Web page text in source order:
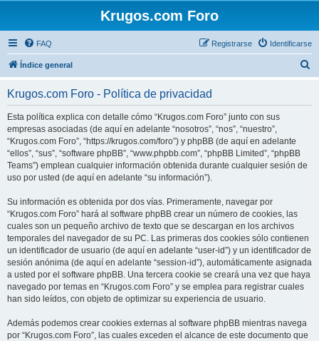
Krugos.com Foro
FAQ Identificarse
Registrarse
Índice general
Krugos.com Foro - Política de privacidad
Esta política explica con detalle cómo “Krugos.com Foro” junto con sus
empresas asociadas (de aquí en adelante “nosotros”, “nos”, “nuestro”,
“Krugos.com Foro”, “https://krugos.com/foro”) y phpBB (de aquí en adelante
“ellos”, “sus”, “software phpBB”, “www.phpbb.com”, “phpBB Limited”, “phpBB
Teams”) emplean cualquier información obtenida durante cualquier sesión de
uso por usted (de aquí en adelante “su información”).
Su información es obtenida por dos vías. Primeramente, navegar por
“Krugos.com Foro” hará al software phpBB crear un número de cookies, las
cuales son un pequeño archivo de texto que se descargan en los archivos
temporales del navegador de su PC. Las primeras dos cookies sólo contienen
un identificador de usuario (de aquí en adelante “user-id”) y un identificador de
sesión anónima (de aquí en adelante “session-id”), automáticamente asignada
a usted por el software phpBB. Una tercera cookie se creará una vez que haya
navegado por temas en “Krugos.com Foro” y se emplea para registrar cuales
han sido leídos, con objeto de optimizar su experiencia de usuario.
Además podemos crear cookies externas al software phpBB mientras navega
por “Krugos.com Foro”, las cuales exceden el alcance de este documento que